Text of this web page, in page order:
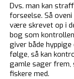
Dvs. man kan
forseelse. Så
være skrevet op i
bog som
giver både
følge, så kan
gamle sager frem,
fiskere med.